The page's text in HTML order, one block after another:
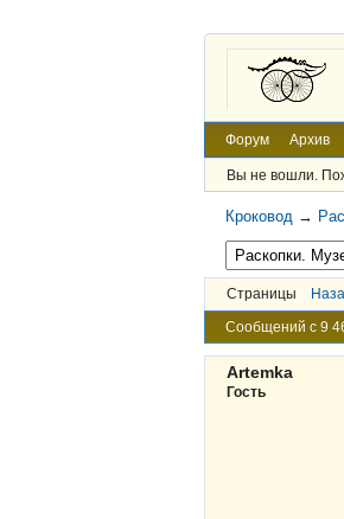
Форум Архив
Вы не вошли.
Кроковод →
Страницы
Сообщений с 9
Artemka
Гость